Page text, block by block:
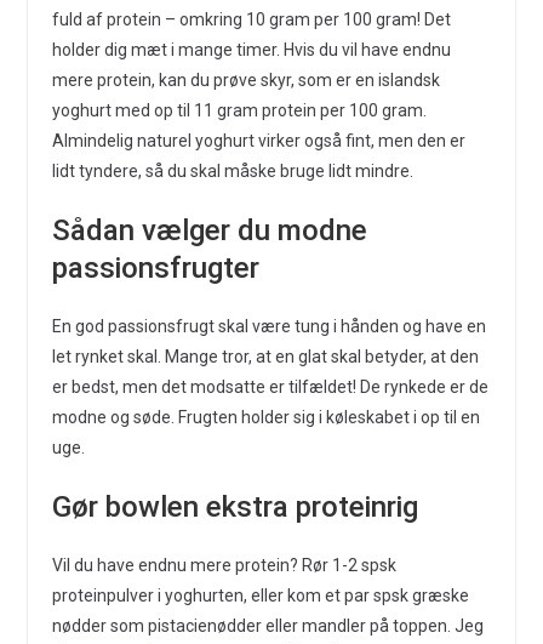
fuld af protein – omkring 10 gram per 100 gram! Det
holder dig mæt i mange timer. Hvis du vil have endnu
mere protein, kan du prøve skyr, som er en islandsk
yoghurt med op til 11 gram protein per 100 gram.
Almindelig naturel yoghurt virker også fint, men den er
lidt tyndere, så du skal måske bruge lidt mindre.
Sådan vælger du modne
passionsfrugter
En god passionsfrugt skal være tung i hånden og have en
let rynket skal. Mange tror, at en glat skal betyder, at den
er bedst, men det modsatte er tilfældet! De rynkede er de
modne og søde. Frugten holder sig i køleskabet i op til en
uge.
Gør bowlen ekstra proteinrig
Vil du have endnu mere protein? Rør 1-2 spsk
proteinpulver i yoghurten, eller kom et par spsk græske
nødder som pistacienødder eller mandler på toppen. Jeg